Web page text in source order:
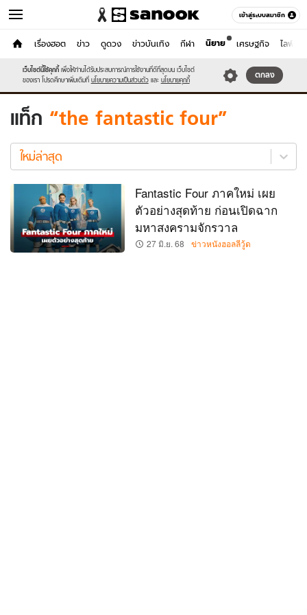
เข้าสู่ระบบสมาชิก
หน้าแรก
เรื่องฮอต ข่าว ดูดวง ข่าวบันเทิง กีฬา เศรษฐกิจ ไลฟ์สไ
นิยาย
หนัง-ละคร หมวดอื่นๆ
เว็บไซต์นี้ใช้คุกกี้ เพื่อให้ท่านได้รับประสบการณ์การใช้งานที่ดีที่สุดบน เว็บไซต์
ของเรา โปรดศึกษาเพิ่มเติมที่ นโยบายความเป็นส่วนตัว และ นโยบายคุกกี้
ตกลง
แท็ก the fantastic four
the
fantastic
four
ใหม่
ใหม่ล่าสุด
Fantastic Four ภาคใหม่ เผย
ตัวอย่างสุดท้าย ก่อนเปิดฉาก
มหาสงครามจักรวาล
27 มิ.ย. 68 ข่าวหนังฮอลลีวู้ด